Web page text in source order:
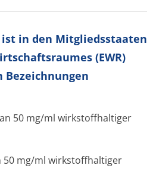
in den Mitgliedsstaaten
(EWR)
50 mg/ml wirkstoffhaltiger
50 mg/ml wirkstoffhaltiger